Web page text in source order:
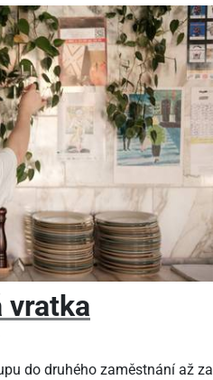
vratka
do druhého zaměstnání až za